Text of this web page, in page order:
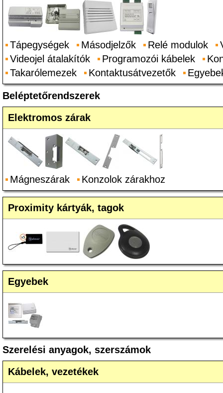
Tápegységek Másodjelzők Relé modulok
Videojel átalakítók
Programozói kábelek
Takarólemezek
Kontaktusátvezetők
Beléptetőrendszerek
Elektromos zárak
Mágneszárak Konzolok zárakhoz
Proximity kártyák, tagok
Egyebek
Szerelési anyagok, szerszámok
Kábelek, vezetékek